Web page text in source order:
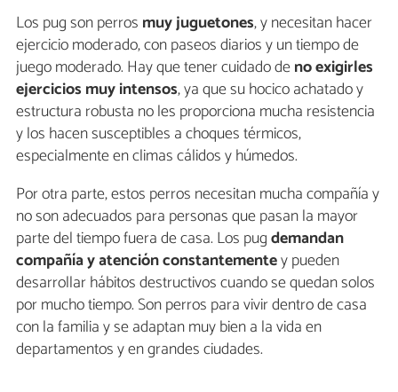
Los pug son perros muy juguetones, y necesitan hacer
ejercicio moderado, con paseos diarios y un tiempo de
juego moderado. Hay que tener cuidado deno exigirles
ejercicios muy intensos, ya que su hocico achatado y
estructura robusta no les proporciona mucha resistencia
y los hacen susceptibles a choques térmicos,
especialmente en climas cálidos y húmedos.
Por otra parte, estos perros necesitan mucha compañía y
no son adecuados para personas que pasan la mayor
parte del tiempo fuera de casa. Los pugdemandan
compañía y atención constantementey pueden
desarrollar hábitos destructivos cuando se quedan solos
por mucho tiempo. Son perros para vivir dentro de casa
con la familia y se adaptan muy bien a la vida en
departamentos y en grandes ciudades.